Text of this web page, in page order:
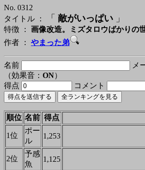
No. 0312
タイトル ：
「 敵がいっぱい 」
特徴 ： 画像改造。ミズタロウばかりの
作者 ： やまった弟
名前
メ
（効果音： ON）
得点
コメント
順位 名前 得点
1位
ポー
ル
1,253
2位
予感
魚
1,125